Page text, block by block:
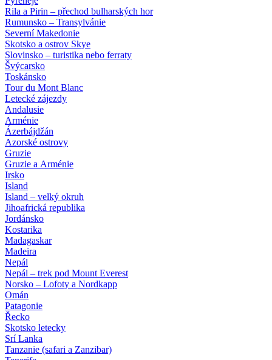
Rila a Pirin – přechod bulharských hor
Rumunsko – Transylvánie
Severní Makedonie
Skotsko a ostrov Skye
Slovinsko – turistika nebo ferraty
Švýcarsko
Toskánsko
Tour du Mont Blanc
Letecké zájezdy
Andalusie
Arménie
Ázerbájdžán
Azorské ostrovy
Gruzie
Gruzie a Arménie
Irsko
Island
Island – velký okruh
Jihoafrická republika
Jordánsko
Kostarika
Madagaskar
Madeira
Nepál
Nepál – trek pod Mount Everest
Norsko – Lofoty a Nordkapp
Omán
Patagonie
Řecko
Skotsko letecky
Srí Lanka
Tanzanie (safari a Zanzibar)